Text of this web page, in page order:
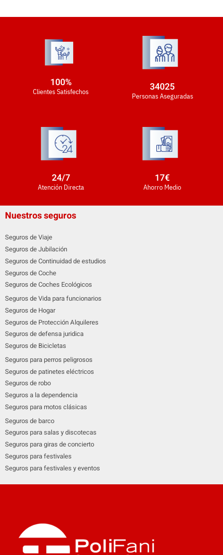
Clientes Satisfechos
100%
Personas Aseguradas
34025
Atención Directa
24/7
Ahorro Medio
17€
Nuestros seguros
Seguros de Viaje
Seguros de Jubilación
Seguros de Continuidad de estudios
Seguros de Coche
Seguros de Coches Ecológicos
Seguros de Vida para funcionarios
Seguros de Hogar
Seguros de Protección Alquileres
Seguros de defensa juridica
Seguros de Bicicletas
Seguros para perros peligrosos
Seguros de patinetes eléctricos
Seguros de robo
Seguros a la dependencia
Seguros para motos clásicas
Seguros de barco
Seguros para salas y discotecas
Seguros para giras de concierto
Seguros para festivales
Seguros para festivales y eventos